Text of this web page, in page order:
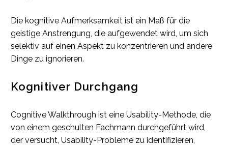
Die kognitive Aufmerksamkeit ist ein Maß für die
geistige Anstrengung, die aufgewendet wird, um sich
selektiv auf einen Aspekt zu konzentrieren und andere
Dinge zu ignorieren.
Kognitiver Durchgang
Cognitive Walkthrough ist eine Usability-Methode, die
von einem geschulten Fachmann durchgeführt wird,
der versucht, Usability-Probleme zu identifizieren,